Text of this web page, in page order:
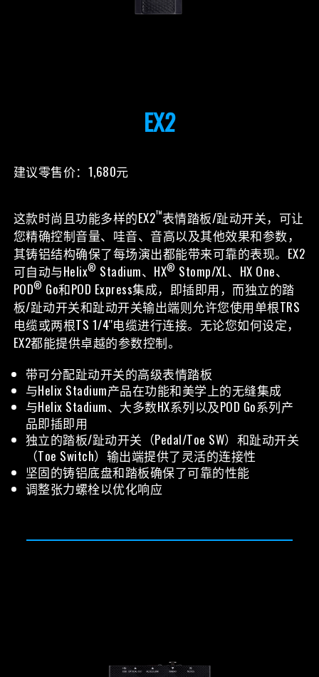
EX2
建议零售价：1,680元
这款时尚且功能多样的EX2™表情踏板/趾动开关，可让
您精确控制音量、哇音、音高以及其他效果和参数，
其铸铝结构确保了每场演出都能带来可靠的表现。EX2
可自动与Helix® Stadium、HX® Stomp/XL、HX One、
POD® Go和POD Express集成，即插即用，而独立的踏
板/趾动开关和趾动开关输出端则允许您使用单根TRS
电缆或两根TS 1/4''电缆进行连接。无论您如何设定，
EX2都能提供卓越的参数控制。
带可分配趾动开关的高级表情踏板
与Helix Stadium产品在功能和美学上的无缝集成
与Helix Stadium、大多数HX系列以及POD Go系列产
品即插即用
独立的踏板/趾动开关（Pedal/Toe SW）和趾动开关
（Toe Switch）输出端提供了灵活的连接性
坚固的铸铝底盘和踏板确保了可靠的性能
调整张力螺栓以优化响应